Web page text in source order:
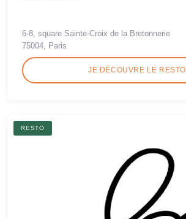
6-8, square Sainte-Croix de la Bretonnerie
75004, Paris
JE DÉCOUVRE LE RESTO
RESTO